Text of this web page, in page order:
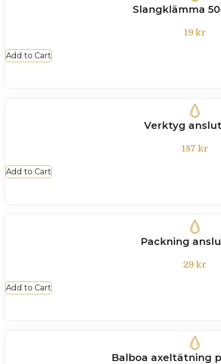
Slangklämma
19 kr
Add to Cart
Verktyg
187 kr
Add to Cart
Packning
29 kr
Add to Cart
Balboa axeltätning